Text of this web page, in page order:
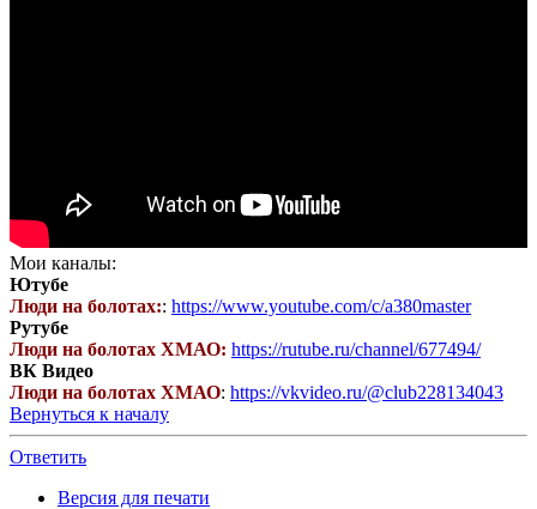
Мои каналы:
Ютубе
Люди на болотах:: https://www.youtube.com/c/a380master
Рутубе
Люди на болотах ХМАО: https://rutube.ru/channel/677494/
ВК Видео
Люди на болотах ХМАО: https://vkvideo.ru/@club228134043
Вернуться к началу
Ответить
Версия для печати